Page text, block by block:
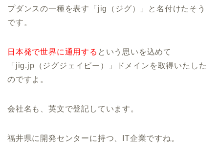
プダンスの一種を表す「jig（ジグ）」と名付けたそう
です。
日本発で世界に通用する という思いを込めて
「jig.jp（ジグジェイピー）」ドメインを取得いたした
のですよ。
会社名も、英文で登記しています。
福井県に開発センターに持つ、IT企業ですね。